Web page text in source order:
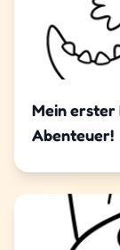
Mein erster
Abenteuer!